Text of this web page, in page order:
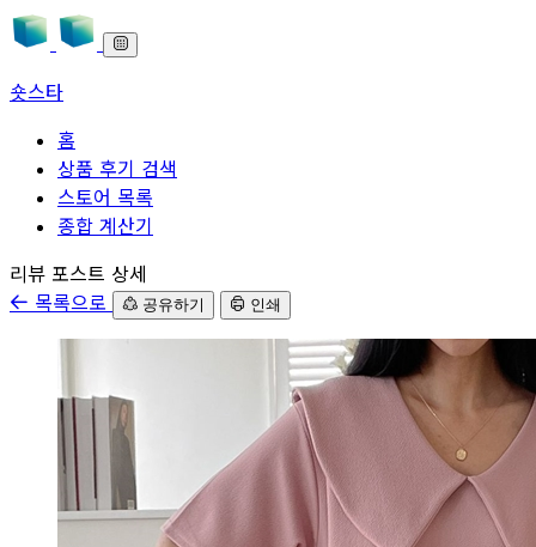
숏스타
홈
상품 후기 검색
스토어 목록
종합 계산기
본문으로 바로가기
리뷰 포스트 상세
목록으로
공유하기 인쇄